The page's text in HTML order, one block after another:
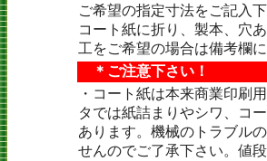
ご希望の指定寸法をご記入下
コート紙に折り、製本、穴
工をご希望の場合は備考欄
＊ご注意下さい！
・コート紙は本来商業印刷
タでは紙詰まりやシワ、コ
あります。機械のトラブル
せんのでご了承下さい。値